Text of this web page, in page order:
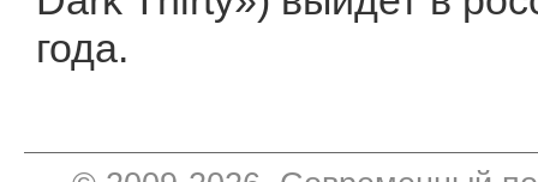
года.